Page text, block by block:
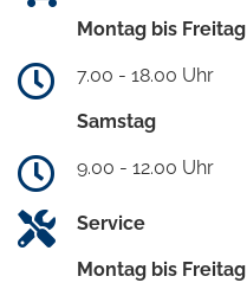
Montag bis Freitag
7.00 - 18.00 Uhr
Samstag
9.00 - 12.00 Uhr
Service
Montag bis Freitag